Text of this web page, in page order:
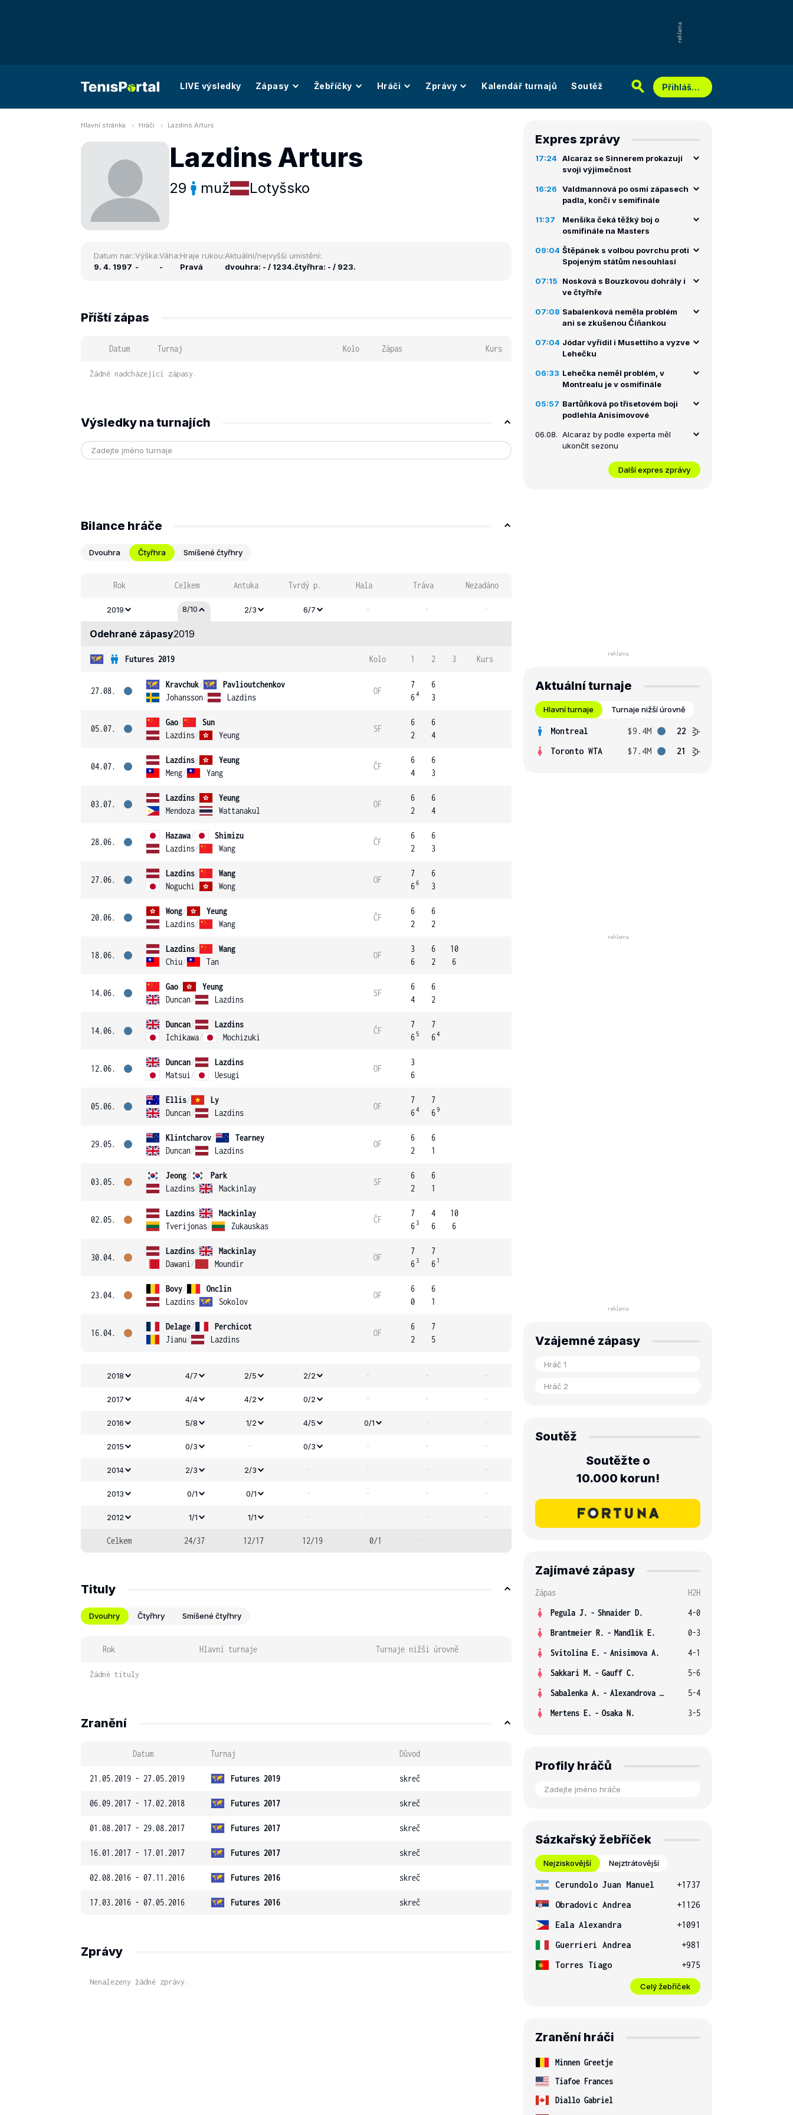
LIVE výsledky Zápasy Žebříčky Hráči Zprávy Kalendář turnajů Soutěž Přihlášení
Hlavní stránka Hráči Lazdins Arturs
Lazdins Arturs
29 muž Lotyšsko
Datum nar.:
9. 4. 1997
Výška:
-
Váha:
-
Hraje rukou:
Pravá
Aktuální/nejvyšší umístění:
dvouhra: - / 1234.čtyřhra: - / 923.
Příští zápas
Datum Turnaj Kolo Zápas Kurs
Žádné nadcházející zápasy.
Výsledky na turnajích
Bilance hráče
Dvouhra Čtyřhra Smíšené čtyřhry
Rok Celkem Antuka Tvrdý p. Hala Tráva Nezadáno
2019 8/10 2/3 6/7 - - -
Odehrané zápasy2019
Futures 2019 Kolo 1 2 3 Kurs
27.08.
Kravchuk/
Pavlioutchenkov
Johansson/ Lazdins
OF
7
64
6
3
05.07.
Gao/
Sun
Lazdins/ Yeung
SF
6
2
6
4
04.07.
Lazdins/
Yeung
Meng/ Yang
ČF
6
4
6
3
03.07.
Lazdins/
Yeung
Mendoza/ Wattanakul
OF
6
2
6
4
28.06.
Hazawa/
Shimizu
Lazdins/ Wang
ČF
6
2
6
3
27.06.
Lazdins/
Wang
Noguchi / Wong
OF
7
66
6
3
20.06.
Wong/
Yeung
Lazdins/ Wang
ČF
6
2
6
2
18.06.
Lazdins/
Wang
Chiu/ Tan
OF
3
6
6
2
10
6
14.06.
Gao/
Yeung
Duncan/ Lazdins
SF
6
4
6
2
14.06.
Duncan/
Lazdins
Ichikawa/ Mochizuki
ČF
7
6 5
7
64
12.06.
Duncan/
Lazdins
Matsui / Uesugi
OF
3
6
05.06.
Ellis/
Ly
Duncan/ Lazdins
OF
7
64
7
69
29.05.
Klintcharov/
Tearney
Duncan/ Lazdins
OF
6
2
6
1
03.05.
Jeong/
Park
Lazdins/ Mackinlay
SF
6
2
6
1
02.05.
Lazdins/
Mackinlay
Tverijonas/ Zukauskas
ČF
7
6 3
4
6
10
6
30.04.
Lazdins/
Mackinlay
Dawani / Moundir
OF
7
6 3
7
6 1
23.04.
Bovy/
Onclin
Lazdins/ Sokolov
OF
6
0
6
1
16.04.
Delage/
Perchicot
Jianu/ Lazdins
OF
6
2
7
5
2018 4/7 2/5 2/2 - - -
2017 4/4 4/2 0/2 - - -
2016 5/8 1/2 4/5 0/1 - -
2015 0/3 - 0/3 - - -
2014 2/3 2/3 - - - -
2013 0/1 0/1 - - - -
2012 1/1 1/1 - - - -
Celkem 24/37 12/17 12/19 0/1 - -
Tituly
Dvouhry Čtyřhry Smíšené čtyřhry
Rok Hlavní turnaje Turnaje nižší úrovně
Žádné tituly
Zranění
Datum Turnaj Důvod
21.05.2019 - 27.05.2019 Futures 2019 skreč
06.09.2017 - 17.02.2018 Futures 2017 skreč
01.08.2017 - 29.08.2017 Futures 2017 skreč
16.01.2017 - 17.01.2017 Futures 2017 skreč
02.08.2016 - 07.11.2016 Futures 2016 skreč
17.03.2016 - 07.05.2016 Futures 2016 skreč
Zprávy
Nenalezeny žádné zprávy.
Expres zprávy
17:24 Alcaraz se Sinnerem prokazují
svoji výjimečnost
16:26
Valdmannová po osmi zápasech
padla, končí v semifinále
11:37
Menšíka čeká těžký boj o
osmifinále na Masters
09:04 Štěpánek s volbou povrchu proti
Spojeným státům nesouhlasí
07:15
Nosková s Bouzkovou dohrály i
ve čtyřhře
07:08 Sabalenková neměla problém
ani se zkušenou Číňankou
07:04 Jódar vyřídil i Musettiho a vyzve
Lehečku
06:33 Lehečka neměl problém, v
Montrealu je v osmifinále
05:57 Bartůňková po třísetovém boji
podlehla Anisimovové
06.08. Alcaraz by podle experta měl
ukončit sezonu
Další expres zprávy
Aktuální turnaje
Hlavní turnaje Turnaje nižší úrovně
Montreal $9.4M
22
Toronto WTA
$7.4M 21
Vzájemné zápasy
Soutěž
Soutěžte o
10.000 korun!
Zajímavé zápasy
Zápas
H2H
Pegula J. - Shnaider D.
4-0
Brantmeier R. - Mandlik E.
0-3
Svitolina E. - Anisimova A.
4-1
Sakkari M. - Gauff C.
5-6
Sabalenka A. - Alexandrova E.
5-4
Mertens E. - Osaka N. 3-5
Profily hráčů
Sázkařský žebříček
Nejziskovější Nejztrátovější
Cerundolo Juan Manuel
+1737
Obradovic Andrea
+1126
Eala Alexandra
+1091
Guerrieri Andrea
+981
Torres Tiago
+975
Celý žebříček
Zranění hráči
Minnen Greetje
Tiafoe Frances
Diallo Gabriel